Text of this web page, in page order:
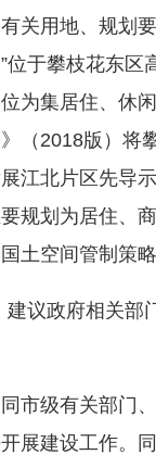
关用地、规划
位于攀枝花东
为集居住、休
（2018版）将
江北片区先导
规划为居住、
土空间管制策
政府相关部
级有关部门、
展建设工作。